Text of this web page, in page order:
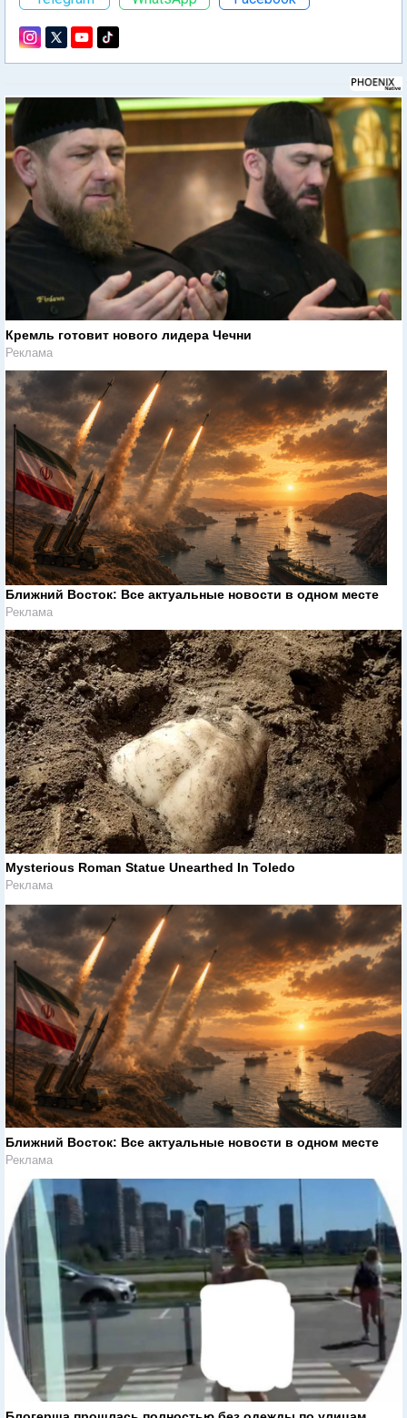
Кремль готовит нового лидера Чечни
Реклама
Ближний Восток: Все актуальные новости в одном месте
Реклама
Mysterious Roman Statue Unearthed In Toledo
Реклама
Ближний Восток: Все актуальные новости в одном месте
Реклама